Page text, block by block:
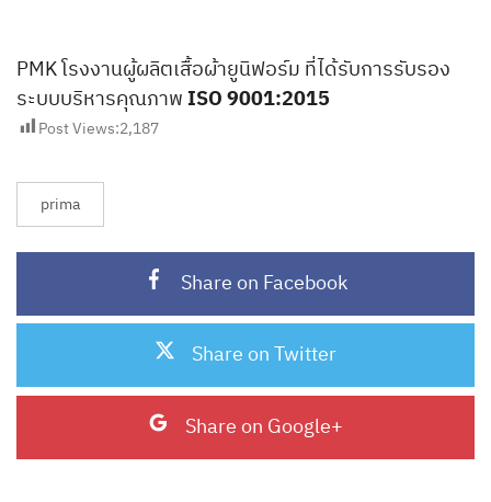
PMK โรงงานผู้ผลิตเสื้อผ้ายูนิฟอร์ม ที่ได้รับการรับรอง
ระบบบริหารคุณภาพ ISO 9001:2015
Post Views:2,187
prima
Share on Facebook
Share on Twitter
Share on Google+